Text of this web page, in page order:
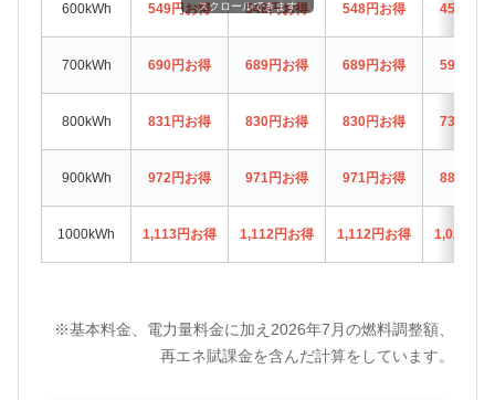
600kWh 549円お得 548円お得 548円お得 457円お
700kWh 690円お得 689円お得 689円お得 598円お
800kWh 831円お得 830円お得 830円お得 739円お
900kWh 972円お得 971円お得 971円お得 880円お
1000kWh 1,113円お得 1,112円お得 1,112円お得 1,021円
スクロールできます
※基本料金、電力量料金に加え2026年7月の燃料調整額、
再エネ賦課金を含んだ計算をしています。